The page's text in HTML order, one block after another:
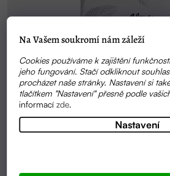
Na Vašem soukromí nám záleží
Cookies používáme k zajištění
jeho fungování. Stačí odkliknout
procházet naše stránky. Nastavení si
tlačítkem "Nastavení" přesně podle
informacízde.
Nastavení
hodnocení